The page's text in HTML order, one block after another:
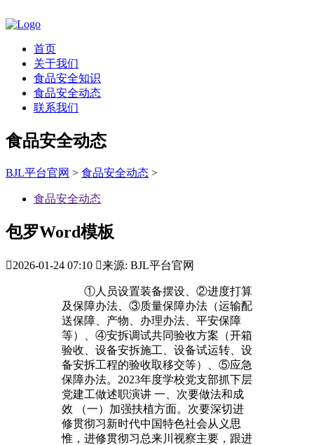
首页
关于我们
食品安全知识
食品安全动态
联系我们
食品安全动态
BJL平台官网 > 食品安全动态 >
食品安全动态
包罗Word模板
2026-01-24 07:10 来源: BJL平台官网
①人员设置装备摆设、②进度打算
及保障办法、③质量保障办法（运输配
送保障、产物、办理办法、平安保障
等）、④安拆调试共同验收方案（开箱
验收、设备安拆施工、设备试运转、设
备安拆工程的验收取移交等）、⑤应急
保障办法。2023年度学校党支部抓下层
党建工做述职演讲 一、次要做法和成
效 （一）加强扶植方面。次要深切进
修贯彻习新时代中国特色社会从义思
惟，进修贯彻习总来川视察主要，跟进